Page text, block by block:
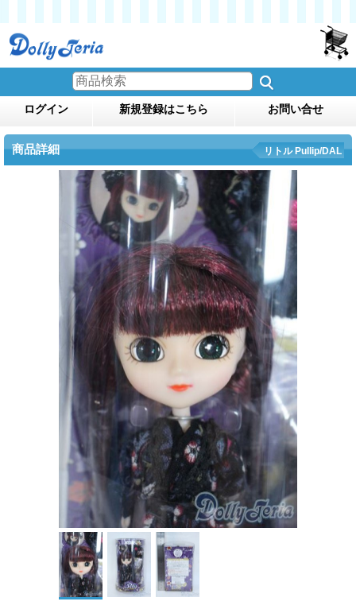
ログイン 新規登録はこちら お問い合せ
商品詳細 リトル Pullip/DAL